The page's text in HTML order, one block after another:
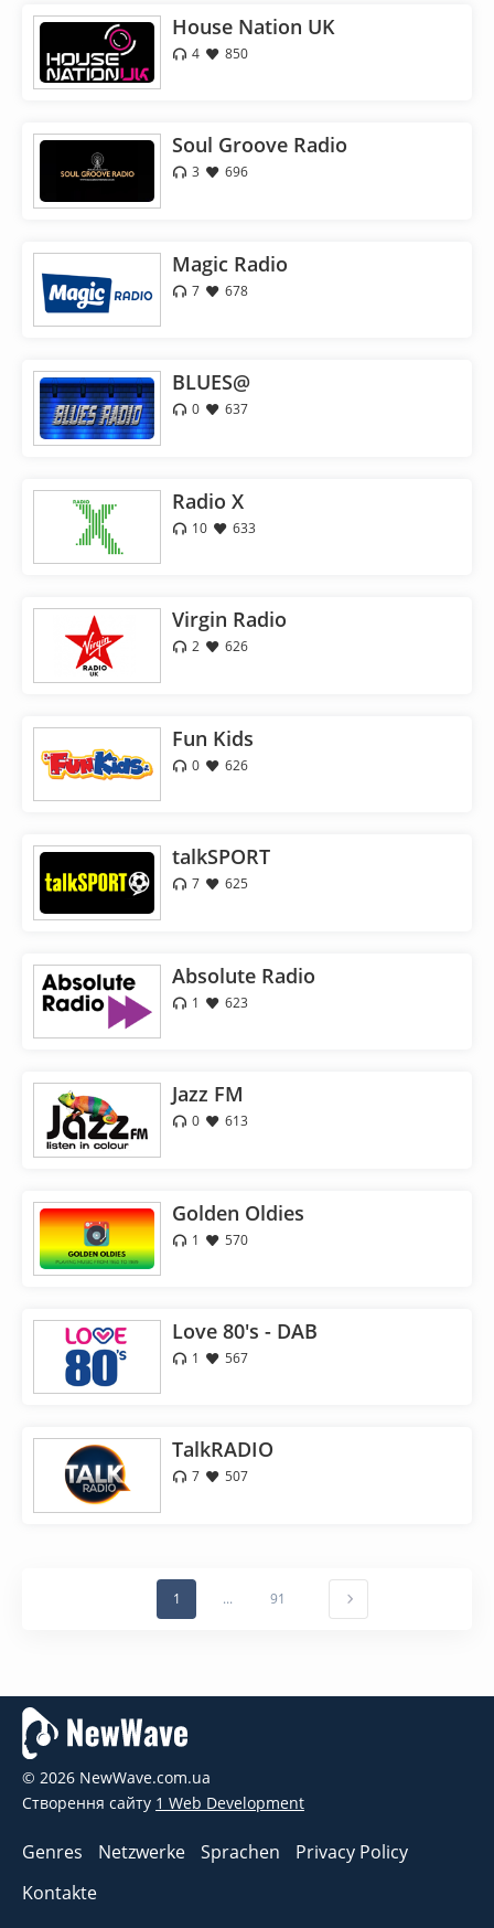
House Nation UK
4 850
Soul Groove Radio
3 696
Magic Radio
7 678
BLUES@
0 637
Radio X
10 633
Virgin Radio
2 626
Fun Kids
0 626
talkSPORT
7 625
Absolute Radio
1 623
Jazz FM
0 613
Golden Oldies
1 570
Love 80's - DAB
1 567
TalkRADIO
7 507
1 ... 91
© 2026 NewWave.com.ua
Створення сайту 1 Web Development
Genres Netzwerke Sprachen
Privacy Policy
Kontakte